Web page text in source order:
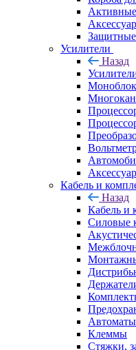
Защитные
Усилители
Назад
Моноблок
Кабель и
Назад
Кабель и
Силовые
Клеммы
Стяжки,